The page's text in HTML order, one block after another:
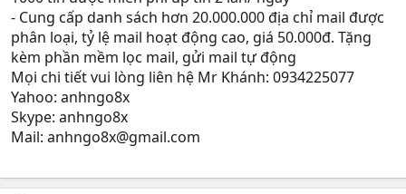
- Cung cấp danh sách hơn 20.000.000 địa chỉ mail được
phân loại, tỷ lệ mail hoạt động cao, giá 50.000đ. Tặng
kèm phần mềm lọc mail, gửi mail tự động
Mọi chi tiết vui lòng liên hệ Mr Khánh: 0934225077
Yahoo: anhngo8x
Skype: anhngo8x
Mail: anhngo8x@gmail.com